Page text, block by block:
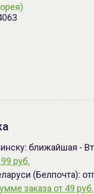
ближайшая -
руб.
(Белпочта):
заказа от 49 руб.